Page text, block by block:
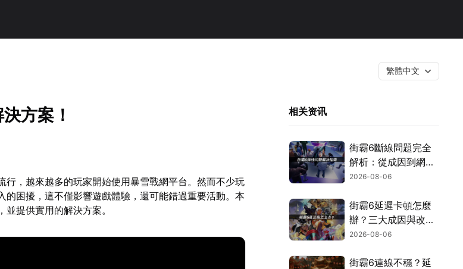
繁體中文
方案！
行，越來越多的玩家開始使用暴雪戰網平台。然而不少玩
的困擾，這不僅影響遊戲體驗，還可能錯過重要活動。本
提供實用的解決方案。
相关资讯
街霸6斷線問題完全
解析：從成因到網路
優化的實用攻略！
2026-08-06
街霸6延遲卡頓怎麼
辦？三大成因與改善
對策！
2026-08-06
街霸6連線不穩？延